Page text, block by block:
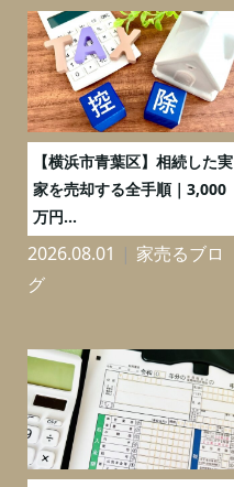
【横浜市青葉区】相続した実
家を売却する全手順｜3,000
万円...
2026.08.01
家売るブロ
グ